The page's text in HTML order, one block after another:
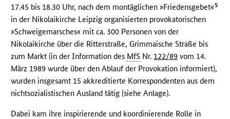
17.45 bis 18.30 Uhr, nach dem montäglichen »Friedensgebet« 5
in der Nikolaikirche Leipzig organisierten provokatorischen
»Schweigemarsches« mit ca. 300 Personen von der
Nikolaikirche über die Ritterstraße, Grimmaische Straße bis
zum Markt (in der Information des MfS Nr. 122/89 vom 14.
März 1989 wurde über den Ablauf der Provokation informiert),
wurden insgesamt 15 akkreditierte Korrespondenten aus dem
nichtsozialistischen Ausland tätig (siehe Anlage).
Dabei kam ihre inspirierende und koordinierende Rolle in